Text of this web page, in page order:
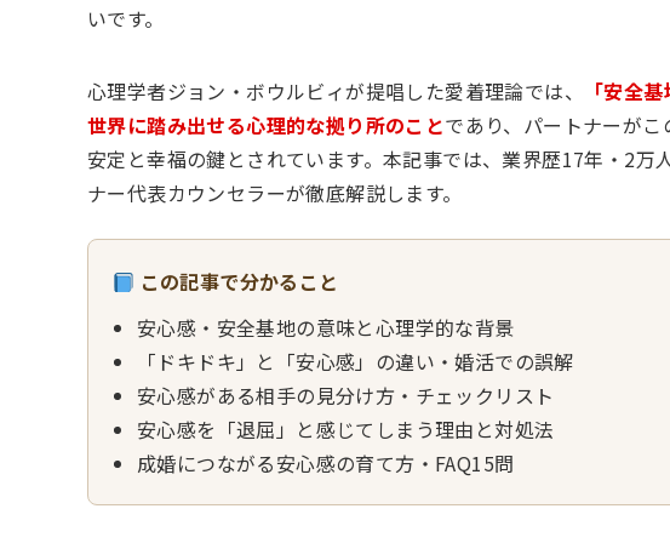
いです。
心理学者ジョン・ボウルビィが提唱した愛着理論では、
「安全
世界に踏み出せる心理的な拠り所のことであり、パートナーが
安定と幸福の鍵とされています。本記事では、業界歴17年・2
ナー代表カウンセラーが徹底解説します。
この記事で分かること
安心感・安全基地の意味と心理学的な背景
「ドキドキ」と「安心感」の違い・婚活での誤解
安心感がある相手の見分け方・チェックリスト
安心感を「退屈」と感じてしまう理由と対処法
成婚につながる安心感の育て方・FAQ15問